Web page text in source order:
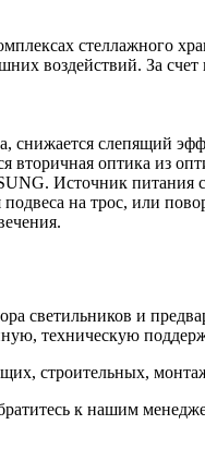
стеллажного
воздействий. За счет
снижается слепящий
вторичная оптика из
Источник питания
на трос, или
светильников и
техническую
строительных,
к нашим